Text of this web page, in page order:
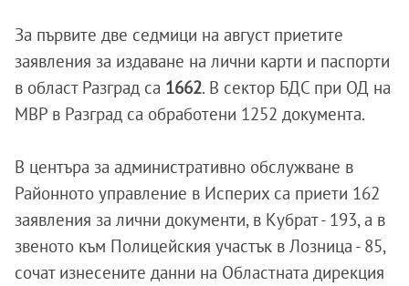
За първите две седмици на август приетите
заявления за издаване на лични карти и паспорти
в област Разград са 1662. В сектор БДС при ОД на
МВР в Разград са обработени 1252 документа.
В центъра за административно обслужване в
Районното управление в Исперих са приети 162
заявления за лични документи, в Кубрат - 193, а в
звеното към Полицейския участък в Лозница - 85,
сочат изнесените данни на Областната дирекция